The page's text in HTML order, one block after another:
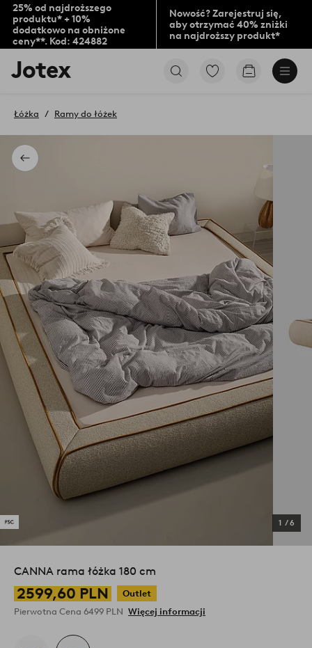
25% od najdroższego
produktu* + 10%
dodatkowo na obniżone
ceny**. Kod: 424882
Nowość? Zarejestruj się,
aby otrzymać 40% zniżki
na najdroższy produkt*
Logo
Jotex
na
stronę
PrzejdźPrzejdź
Powrót
Łóżka Ramy do łóżek
1 /6
CANNA rama łóżka 180 cm
2599,60 PLN
Outlet
Pierwotna Cena 6499 PLN Więcej informacji